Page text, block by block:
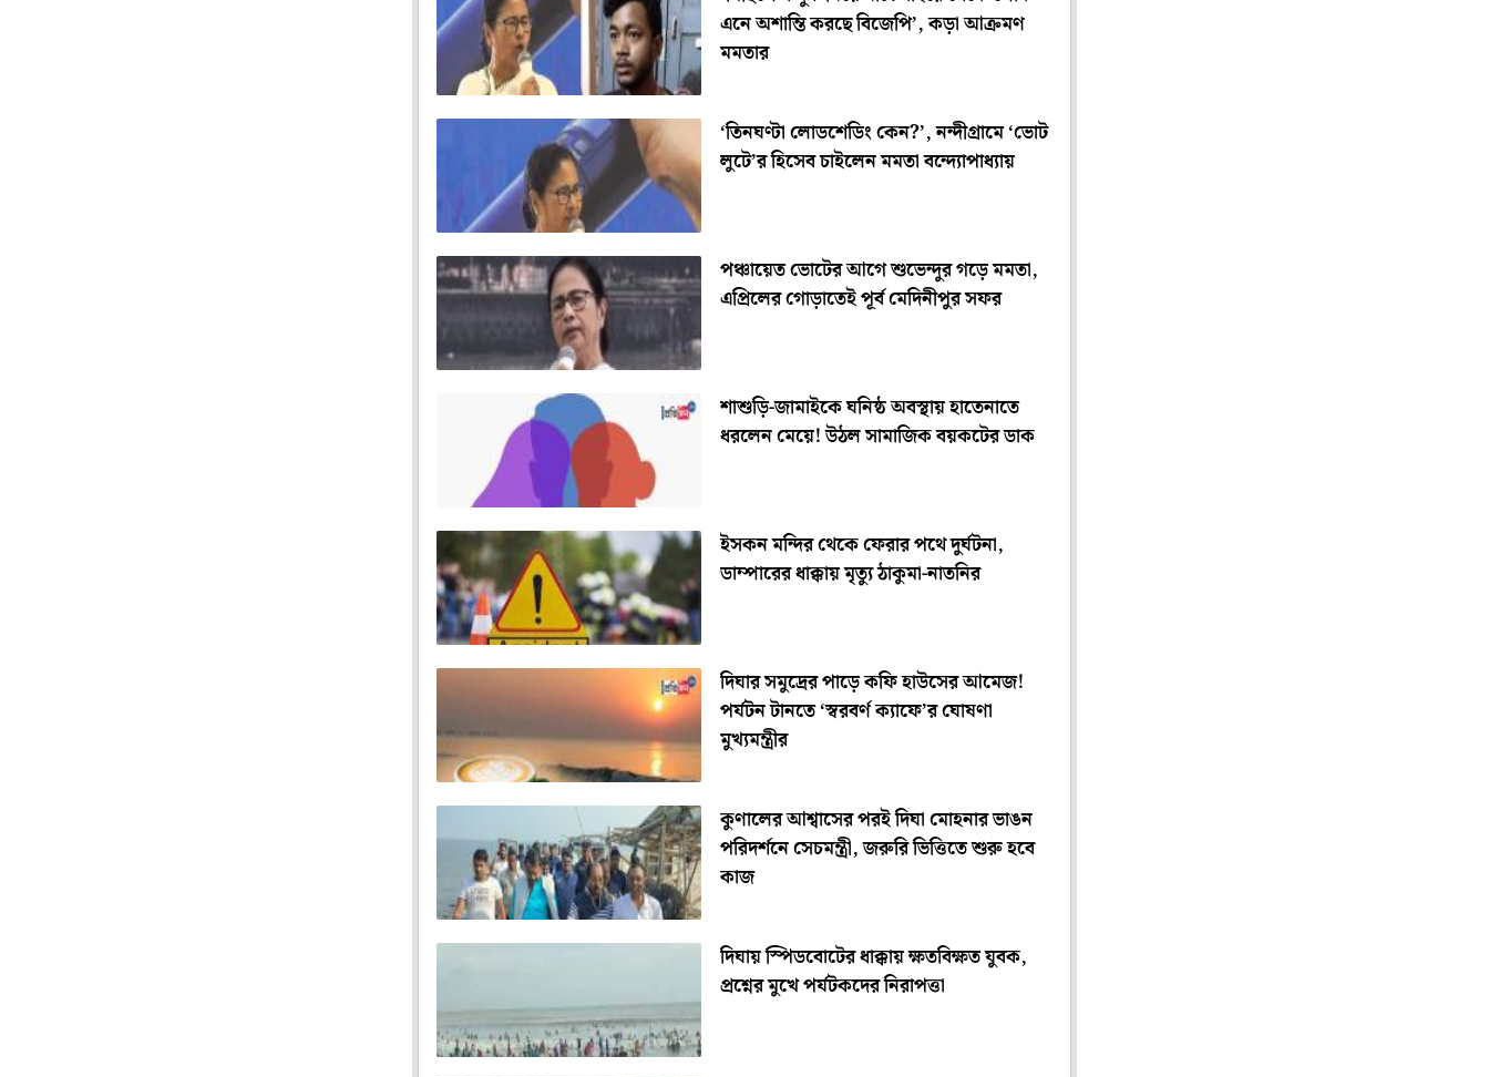
এনে অশান্তি করছে বিজেপি’, কড়া আক্রমণ
মমতার
‘তিনঘণ্টা লোডশেডিং কেন?’, নন্দীগ্রামে ‘ভোট
লুটে’র হিসেব চাইলেন মমতা বন্দ্যোপাধ্যায়
পঞ্চায়েত ভোটের আগে শুভেন্দুর গড়ে মমতা,
এপ্রিলের গোড়াতেই পূর্ব মেদিনীপুর সফর
শাশুড়ি-জামাইকে ঘনিষ্ঠ অবস্থায় হাতেনাতে
ধরলেন মেয়ে! উঠল সামাজিক বয়কটের ডাক
ইসকন মন্দির থেকে ফেরার পথে দুর্ঘটনা,
ডাম্পারের ধাক্কায় মৃত্যু ঠাকুমা-নাতনির
দিঘার সমুদ্রের পাড়ে কফি হাউসের আমেজ!
পর্যটন টানতে ‘স্বরবর্ণ ক্যাফে’র ঘোষণা
মুখ্যমন্ত্রীর
কুণালের আশ্বাসের পরই দিঘা মোহনার ভাঙন
পরিদর্শনে সেচমন্ত্রী, জরুরি ভিত্তিতে শুরু হবে
কাজ
দিঘায় স্পিডবোটের ধাক্কায় ক্ষতবিক্ষত যুবক,
প্রশ্নের মুখে পর্যটকদের নিরাপত্তা